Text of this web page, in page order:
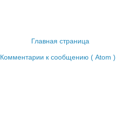
Главная страница
Комментарии к сообщению ( Atom )